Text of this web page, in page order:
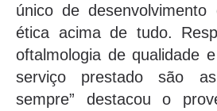
único de
ética acima de tudo.
oftalmologia de qualidade
serviço prestado são
sempre” destacou o